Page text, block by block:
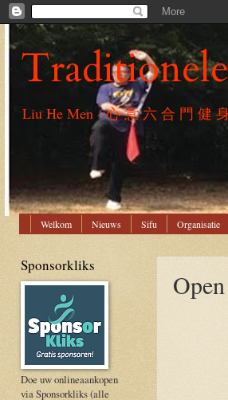
Liu He Men - 心 意 六 合 門 健
Welkom Nieuws Sifu Organisatie
Sponsorkliks
Doe uw onlineaankopen
via Sponsorkliks (alle